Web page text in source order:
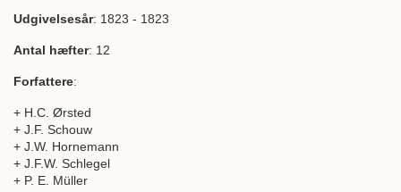
Udgivelsesår: 1823 - 1823
Antal hæfter: 12
Forfattere:
+ H.C. Ørsted
+ J.F. Schouw
+ J.W. Hornemann
+ J.F.W. Schlegel
+ P. E. Müller